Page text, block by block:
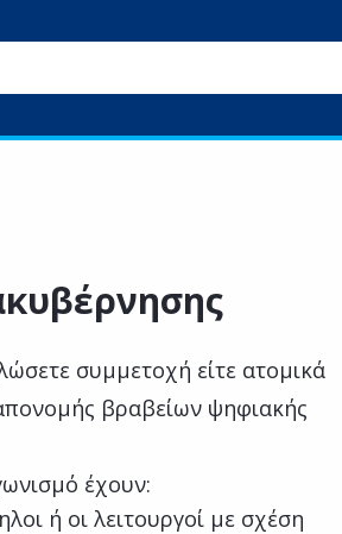
συμμετοχή είτε ατομικά
βραβείων ψηφιακής
έχουν:
ή οι λειτουργοί με σχέση